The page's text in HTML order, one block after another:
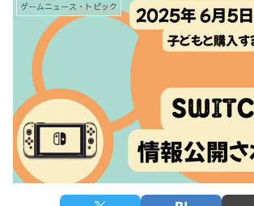
ゲームニュース・トピック